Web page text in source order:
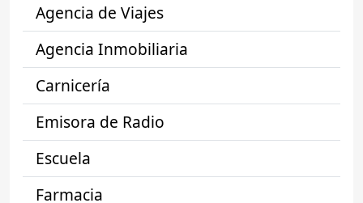
Agencia de Viajes
Agencia Inmobiliaria
Carnicería
Emisora de Radio
Escuela
Farmacia